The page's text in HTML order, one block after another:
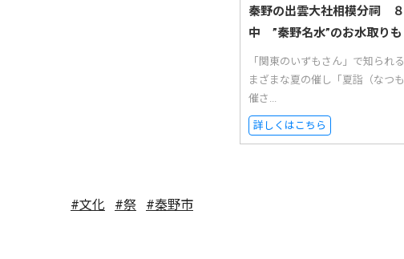
秦野の出雲大社相模分祠
中 ”秦野名水”のお水取りも
「関東のいずもさん」で知られ
まざまな夏の催し「夏詣（なつ
催さ...
詳しくはこちら
#文化 #祭 #秦野市